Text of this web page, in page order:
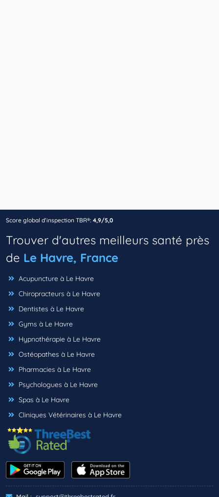
Score global d’inspection TBR®: 4,9/5,0
Trouver d'autres meilleurs santé près
de Le Havre, France
Acupuncture à Le Havre
Chiropracteurs à Le Havre
Dentistes à Le Havre
Gyms à Le Havre
Hypnothérapie à Le Havre
Ostéopathes à Le Havre
Pharmacies à Le Havre
Psychologues à Le Havre
Spas à Le Havre
Cliniques Vétérinaires à Le Havre